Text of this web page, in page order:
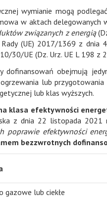
wymianie mogą
w aktach delegowanych
związanych z energią
(UE) 2017/1369 z
30/UE (Dz. Urz. UE L 198 z
dofinansowań obejmują
lub
lub klas wyższych.
klasa efektywności
z dnia 22 listopada 2021
poprawie efektywności
bezzwrotnych
gazowe lub ciekłe